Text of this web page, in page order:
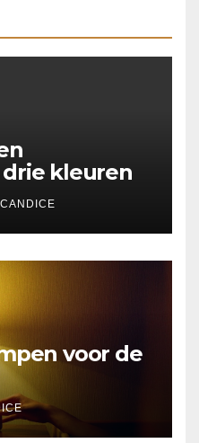
kleuren
CANDICE
voor de